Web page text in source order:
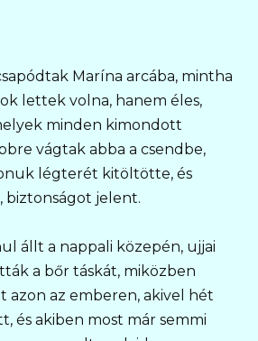
Marína arcába, mintha
lettek volna, hanem éles,
minden kimondott
vágtak abba a csendbe,
légterét kitöltötte, és
biztonságot jelent.
állt a nappali közepén, ujjai
a bőr táskát, miközben
azon az emberen, akivel hét
és akiben most már semmi